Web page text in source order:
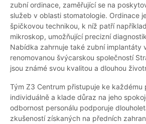
zubní ordinace, zaměřující se na
služeb v oblasti stomatologie. Ordinace
špičkovou technikou, k níž patří
mikroskop, umožňující precizní
Nabídka zahrnuje také zubní implantáty
renomovanou švýcarskou společností
jsou známé svou kvalitou a dlouhou
Tým Z3 Centrum přistupuje ke každému
individuálně a klade důraz na jeho
odbornost personálu podporuje
zkušeností získaných na předních